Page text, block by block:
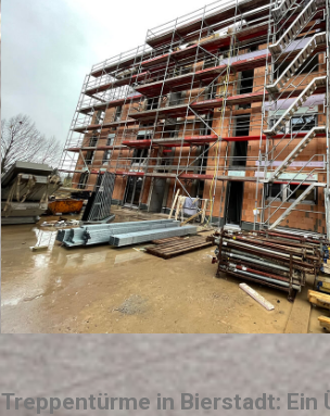
Treppentürme in Bierstadt: Ein